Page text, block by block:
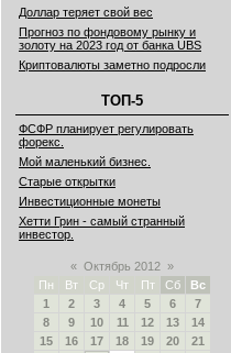
Доллар теряет свой вес
Прогноз по фондовому рынку и
золоту на 2023 год от банка UBS
Криптовалюты заметно подросли
ТОП-5
ФСФР планирует регулировать
форекс.
Мой маленький бизнес.
Старые открытки
Инвестиционные монеты
Хетти Грин - самый странный
инвестор.
« Октябрь 2012 »
Пн
Вт Ср Чт Пт Сб
Вс
1
2 3 4 5 6
7
8
9 10 11 12 13
14
15
16 17 18 19 20
21